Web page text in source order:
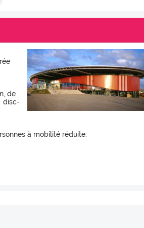
de
disc-
à mobilité réduite.